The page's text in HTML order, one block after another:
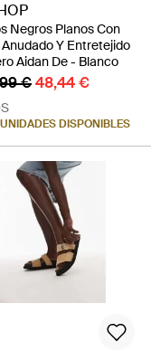
Negros Planos Con
Y Entretejido
Aidan De - Blanco
€48,44 €
DISPONIBLES